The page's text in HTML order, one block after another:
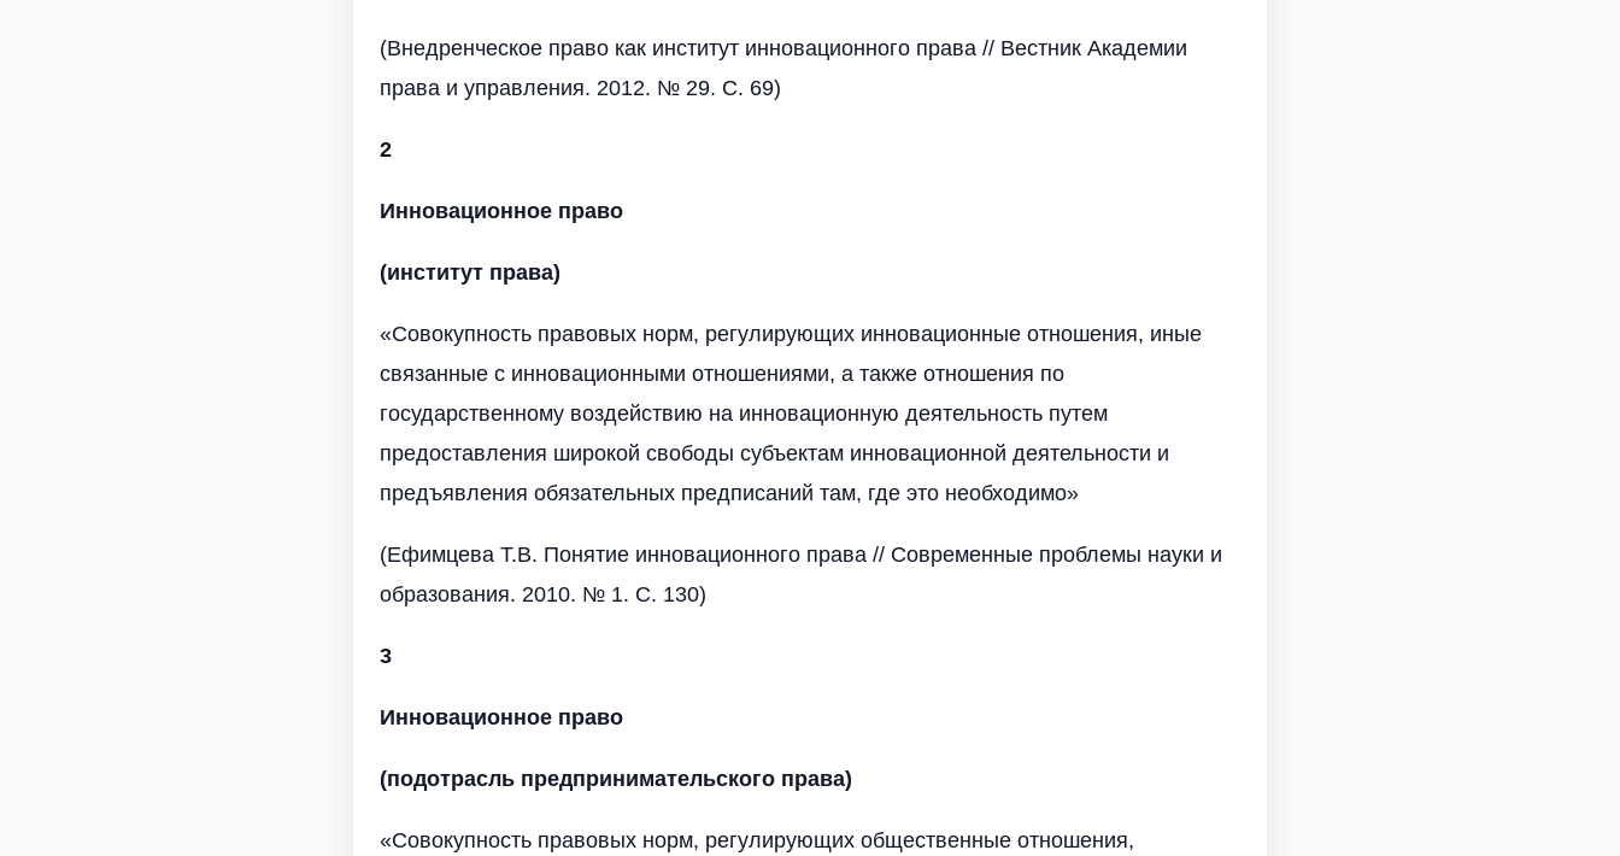
(Внедренческое право как институт инновационного права // Вестник Академии
права и управления. 2012. № 29. С. 69)
2
Инновационное право
(институт права)
«Совокупность правовых норм, регулирующих инновационные отношения, иные
связанные с инновационными отношениями, а также отношения по
государственному воздействию на инновационную деятельность путем
предоставления широкой свободы субъектам инновационной деятельности и
предъявления обязательных предписаний там, где это необходимо»
(Ефимцева Т.В. Понятие инновационного права // Современные проблемы науки и
образования. 2010. № 1. С. 130)
3
Инновационное право
(подотрасль предпринимательского права)
«Совокупность правовых норм, регулирующих общественные отношения,